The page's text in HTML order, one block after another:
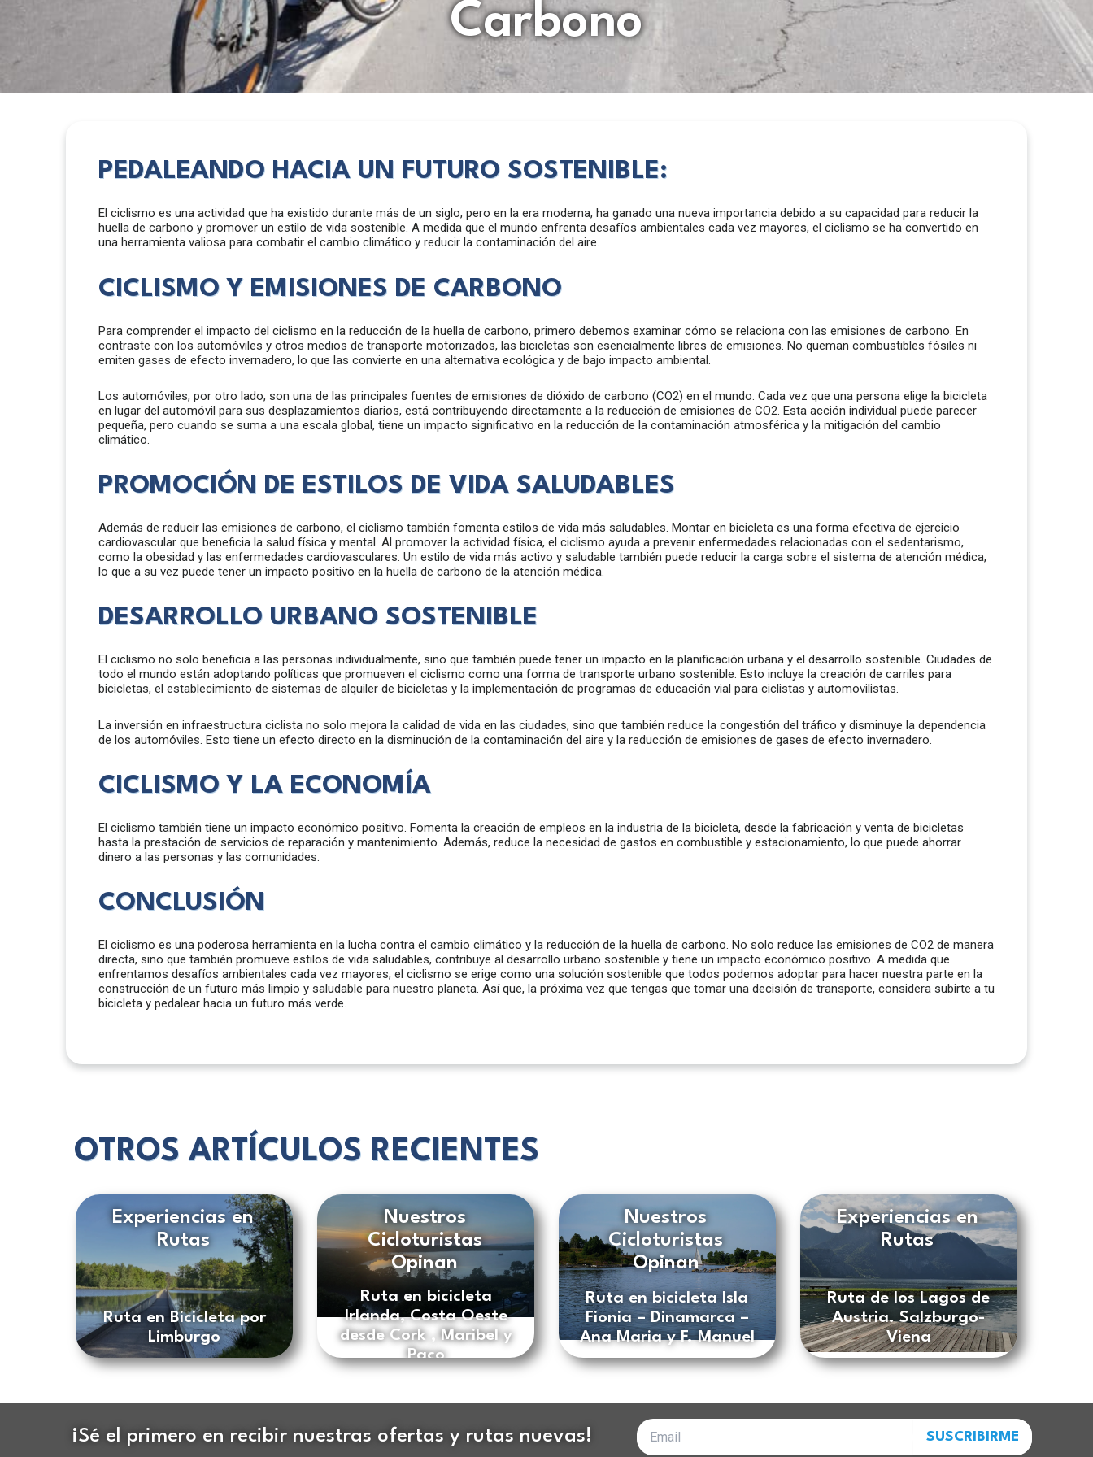
Carbono
PEDALEANDO HACIA UN FUTURO SOSTENIBLE:
El ciclismo es una actividad que ha existido durante más de un siglo, pero en la era moderna, ha ganado una nueva importancia debido a su capacidad para reducir la
huella de carbono y promover un estilo de vida sostenible. A medida que el mundo enfrenta desafíos ambientales cada vez mayores, el ciclismo se ha convertido en
una herramienta valiosa para combatir el cambio climático y reducir la contaminación del aire.
CICLISMO Y EMISIONES DE CARBONO
Para comprender el impacto del ciclismo en la reducción de la huella de carbono, primero debemos examinar cómo se relaciona con las emisiones de carbono. En
contraste con los automóviles y otros medios de transporte motorizados, las bicicletas son esencialmente libres de emisiones. No queman combustibles fósiles ni
emiten gases de efecto invernadero, lo que las convierte en una alternativa ecológica y de bajo impacto ambiental.
Los automóviles, por otro lado, son una de las principales fuentes de emisiones de dióxido de carbono (CO2) en el mundo. Cada vez que una persona elige la bicicleta
en lugar del automóvil para sus desplazamientos diarios, está contribuyendo directamente a la reducción de emisiones de CO2. Esta acción individual puede parecer
pequeña, pero cuando se suma a una escala global, tiene un impacto significativo en la reducción de la contaminación atmosférica y la mitigación del cambio
climático.
PROMOCIÓN DE ESTILOS DE VIDA SALUDABLES
Además de reducir las emisiones de carbono, el ciclismo también fomenta estilos de vida más saludables. Montar en bicicleta es una forma efectiva de ejercicio
cardiovascular que beneficia la salud física y mental. Al promover la actividad física, el ciclismo ayuda a prevenir enfermedades relacionadas con el sedentarismo,
como la obesidad y las enfermedades cardiovasculares. Un estilo de vida más activo y saludable también puede reducir la carga sobre el sistema de atención médica,
lo que a su vez puede tener un impacto positivo en la huella de carbono de la atención médica.
DESARROLLO URBANO SOSTENIBLE
El ciclismo no solo beneficia a las personas individualmente, sino que también puede tener un impacto en la planificación urbana y el desarrollo sostenible. Ciudades de
todo el mundo están adoptando políticas que promueven el ciclismo como una forma de transporte urbano sostenible. Esto incluye la creación de carriles para
bicicletas, el establecimiento de sistemas de alquiler de bicicletas y la implementación de programas de educación vial para ciclistas y automovilistas.
La inversión en infraestructura ciclista no solo mejora la calidad de vida en las ciudades, sino que también reduce la congestión del tráfico y disminuye la dependencia
de los automóviles. Esto tiene un efecto directo en la disminución de la contaminación del aire y la reducción de emisiones de gases de efecto invernadero.
CICLISMO Y LA ECONOMÍA
El ciclismo también tiene un impacto económico positivo. Fomenta la creación de empleos en la industria de la bicicleta, desde la fabricación y venta de bicicletas
hasta la prestación de servicios de reparación y mantenimiento. Además, reduce la necesidad de gastos en combustible y estacionamiento, lo que puede ahorrar
dinero a las personas y las comunidades.
CONCLUSIÓN
El ciclismo es una poderosa herramienta en la lucha contra el cambio climático y la reducción de la huella de carbono. No solo reduce las emisiones de CO2 de manera
directa, sino que también promueve estilos de vida saludables, contribuye al desarrollo urbano sostenible y tiene un impacto económico positivo. A medida que
enfrentamos desafíos ambientales cada vez mayores, el ciclismo se erige como una solución sostenible que todos podemos adoptar para hacer nuestra parte en la
construcción de un futuro más limpio y saludable para nuestro planeta. Así que, la próxima vez que tengas que tomar una decisión de transporte, considera subirte a tu
bicicleta y pedalear hacia un futuro más verde.
OTROS ARTÍCULOS RECIENTES
Experiencias en
Rutas
Ruta en Bicicleta por
Limburgo
Nuestros
Cicloturistas
Opinan
Ruta en bicicleta
Irlanda, Costa Oeste
desde Cork , Maribel y
Paco
Nuestros
Cicloturistas
Opinan
Ruta en bicicleta Isla
Fionia – Dinamarca –
Ana Maria y F. Manuel
Experiencias en
Rutas
Ruta de los Lagos de
Austria. Salzburgo-
Viena
¡Sé el primero en recibir nuestras ofertas y rutas nuevas!
Tu
correo
SUSCRIBIRME